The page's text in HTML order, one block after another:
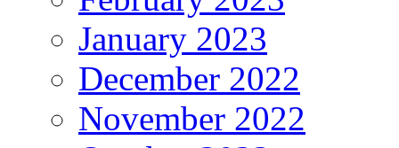
January 2023
December 2022
November 2022